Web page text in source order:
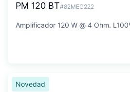
PM 120 BT#82MEG222
Amplificador 120 W @ 4 Ohm.
Novedad